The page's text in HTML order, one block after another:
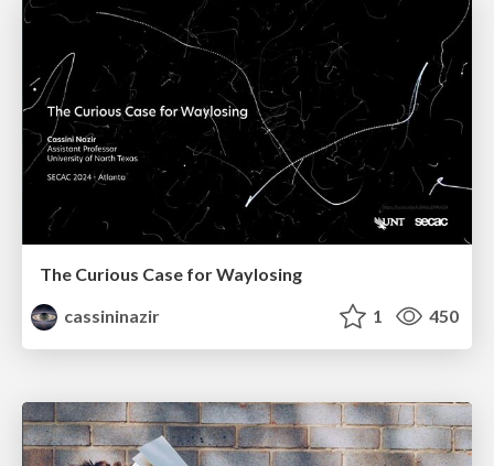
The Curious Case for Waylosing
cassininazir
1 450